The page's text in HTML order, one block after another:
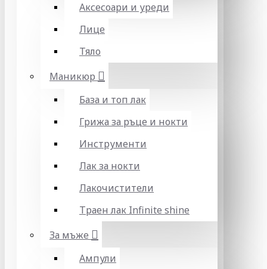
Аксесоари и уреди
Лице
Тяло
Маникюр
База и топ лак
Грижа за ръце и нокти
Инструменти
Лак за нокти
Лакочистители
Траен лак Infinite shine
За мъже
Ампули